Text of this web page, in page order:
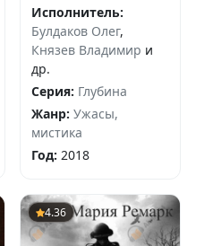
Исполнитель:
Булдаков Олег,
Князев Владимир и
др.
Серия: Глубина
Жанр: Ужасы,
мистика
Год: 2018
4.36